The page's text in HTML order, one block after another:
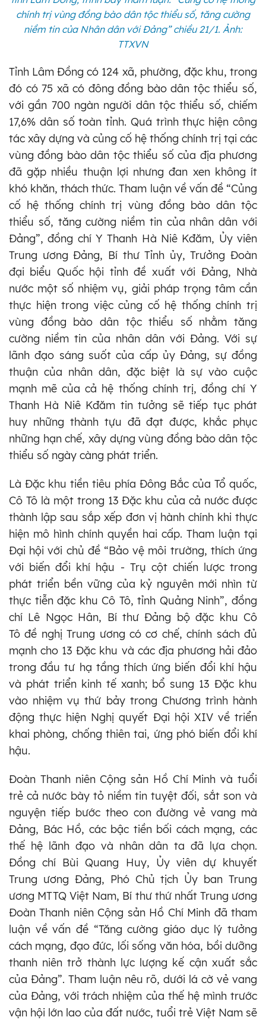
chính trị vùng đồng bào dân tộc thiểu số, tăng cường
niềm tin của Nhân dân với Đảng” chiều 21/1. Ảnh:
TTXVN
Tỉnh Lâm Đồng có 124 xã, phường, đặc khu, trong
đó có 75 xã có đông đồng bào dân tộc thiểu số,
với gần 700 ngàn người dân tộc thiểu số, chiếm
17,6% dân số toàn tỉnh. Quá trình thực hiện công
tác xây dựng và củng cố hệ thống chính trị tại các
vùng đồng bào dân tộc thiểu số của địa phương
đã gặp nhiều thuận lợi nhưng đan xen không ít
khó khăn, thách thức. Tham luận về vấn đề “Củng
cố hệ thống chính trị vùng đồng bào dân tộc
thiểu số, tăng cường niềm tin của nhân dân với
Đảng”, đồng chí Y Thanh Hà Niê Kđăm, Ủy viên
Trung ương Đảng, Bí thư Tỉnh ủy, Trưởng Đoàn
đại biểu Quốc hội tỉnh đề xuất với Đảng, Nhà
nước một số nhiệm vụ, giải pháp trọng tâm cần
thực hiện trong việc củng cố hệ thống chính trị
vùng đồng bào dân tộc thiểu số nhằm tăng
cường niềm tin của nhân dân với Đảng. Với sự
lãnh đạo sáng suốt của cấp ủy Đảng, sự đồng
thuận của nhân dân, đặc biệt là sự vào cuộc
mạnh mẽ của cả hệ thống chính trị, đồng chí Y
Thanh Hà Niê Kđăm tin tưởng sẽ tiếp tục phát
huy những thành tựu đã đạt được, khắc phục
những hạn chế, xây dựng vùng đồng bào dân tộc
thiểu số ngày càng phát triển.
Là Đặc khu tiền tiêu phía Đông Bắc của Tổ quốc,
Cô Tô là một trong 13 Đặc khu của cả nước được
thành lập sau sắp xếp đơn vị hành chính khi thực
hiện mô hình chính quyền hai cấp. Tham luận tại
Đại hội với chủ đề “Bảo vệ môi trường, thích ứng
với biến đổi khí hậu - Trụ cột chiến lược trong
phát triển bền vững của kỷ nguyên mới nhìn từ
thực tiễn đặc khu Cô Tô, tỉnh Quảng Ninh”, đồng
chí Lê Ngọc Hân, Bí thư Đảng bộ đặc khu Cô
Tô đề nghị Trung ương có cơ chế, chính sách đủ
mạnh cho 13 Đặc khu và các địa phương hải đảo
trong đầu tư hạ tầng thích ứng biến đổi khí hậu
và phát triển kinh tế xanh; bổ sung 13 Đặc khu
vào nhiệm vụ thứ bảy trong Chương trình hành
động thực hiện Nghị quyết Đại hội XIV về triển
khai phòng, chống thiên tai, ứng phó biến đổi khí
hậu.
Đoàn Thanh niên Cộng sản Hồ Chí Minh và tuổi
trẻ cả nước bày tỏ niềm tin tuyệt đối, sắt son và
nguyện tiếp bước theo con đường vẻ vang mà
Đảng, Bác Hồ, các bậc tiền bối cách mạng, các
thế hệ lãnh đạo và nhân dân ta đã lựa chọn.
Đồng chí Bùi Quang Huy, Ủy viên dự khuyết
Trung ương Đảng, Phó Chủ tịch Ủy ban Trung
ương MTTQ Việt Nam, Bí thư thứ nhất Trung ương
Đoàn Thanh niên Cộng sản Hồ Chí Minh đã tham
luận về vấn đề “Tăng cường giáo dục lý tưởng
cách mạng, đạo đức, lối sống văn hóa, bồi dưỡng
thanh niên trở thành lực lượng kế cận xuất sắc
của Đảng”. Tham luận nêu rõ, dưới lá cờ vẻ vang
của Đảng, với trách nhiệm của thế hệ mình trước
vận hội lớn lao của đất nước, tuổi trẻ Việt Nam sẽ